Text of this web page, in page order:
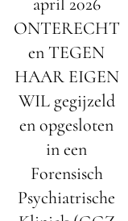
ONTERECHT
en TEGEN
HAAR EIGEN
WIL gegijzeld
en opgesloten
in een
Forensisch
Psychiatrische